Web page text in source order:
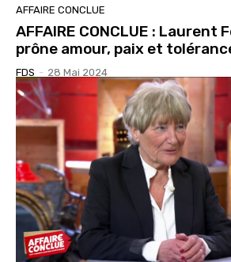
AFFAIRE CONCLUE
AFFAIRE CONCLUE : Laurent
prône amour, paix et
FDS - 28 Mai 2024